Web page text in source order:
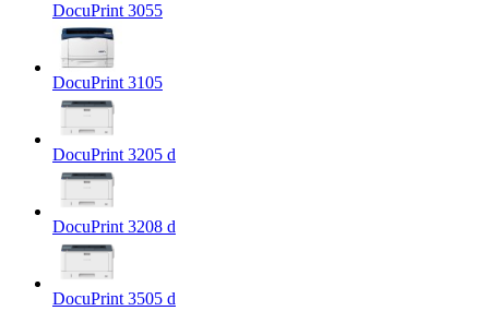
DocuPrint 3055
DocuPrint 3105
DocuPrint 3205 d
DocuPrint 3208 d
DocuPrint 3505 d